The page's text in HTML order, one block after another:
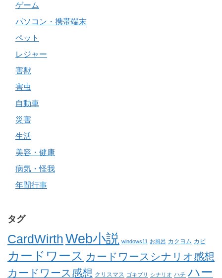
ゲーム
パソコン・携帯端末
ペット
レジャー
害獣
害虫
自動車
災害
生活
美容・健康
病気・怪我
年間行事
タグ
CardWirthWeb小説 windows11 お風呂 カクヨム カビ
カードワース カードワースシナリオ感想
カードワース感想 クリスマス ゴキブリ シナリオ ハチ ハー